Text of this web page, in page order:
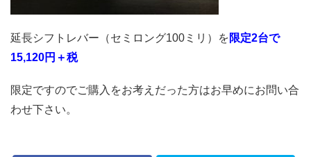
延長シフトレバー（セミロング100ミリ）を限定2台で
15,120円＋税
限定ですのでご購入をお考えだった方はお早めにお問い合
わせ下さい。